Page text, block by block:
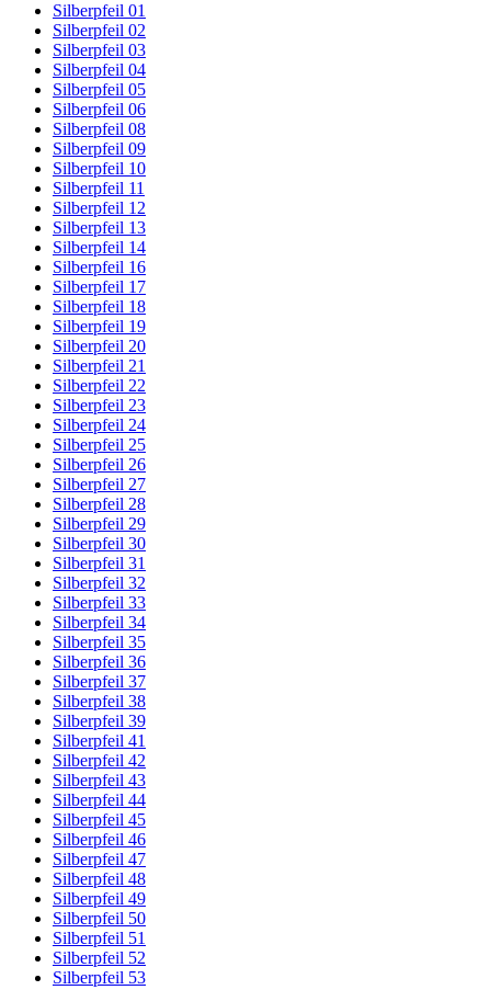
Silberpfeil 01
Silberpfeil 02
Silberpfeil 03
Silberpfeil 04
Silberpfeil 05
Silberpfeil 06
Silberpfeil 08
Silberpfeil 09
Silberpfeil 10
Silberpfeil 11
Silberpfeil 12
Silberpfeil 13
Silberpfeil 14
Silberpfeil 16
Silberpfeil 17
Silberpfeil 18
Silberpfeil 19
Silberpfeil 20
Silberpfeil 21
Silberpfeil 22
Silberpfeil 23
Silberpfeil 24
Silberpfeil 25
Silberpfeil 26
Silberpfeil 27
Silberpfeil 28
Silberpfeil 29
Silberpfeil 30
Silberpfeil 31
Silberpfeil 32
Silberpfeil 33
Silberpfeil 34
Silberpfeil 35
Silberpfeil 36
Silberpfeil 37
Silberpfeil 38
Silberpfeil 39
Silberpfeil 41
Silberpfeil 42
Silberpfeil 43
Silberpfeil 44
Silberpfeil 45
Silberpfeil 46
Silberpfeil 47
Silberpfeil 48
Silberpfeil 49
Silberpfeil 50
Silberpfeil 51
Silberpfeil 52
Silberpfeil 53